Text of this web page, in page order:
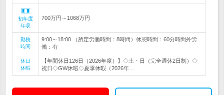
初年度
年収
700万円～1068万円
勤務
時間
9:00～18:00 （所定労働時間：8時間）休憩時間：60分時間外労
働：有
休日
休暇
【年間休日126日（2026年度）】◇土・日（完全週休2日制）◇
祝日◇GW休暇◇夏季休暇（2026年…